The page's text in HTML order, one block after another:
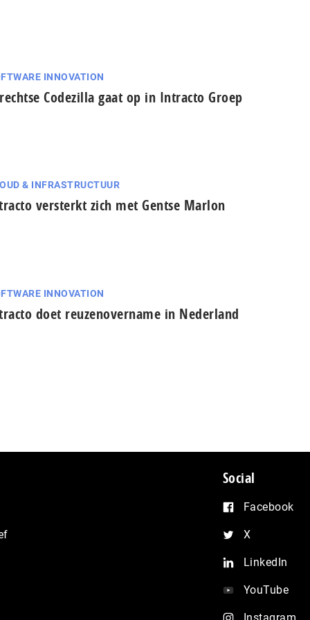
INNOVATION
Codezilla gaat op in Intracto Groep
& INFRASTRUCTUUR
versterkt zich met Gentse Marlon
INNOVATION
doet reuzenovername in Nederland
Social
Facebook
X
LinkedIn
YouTube